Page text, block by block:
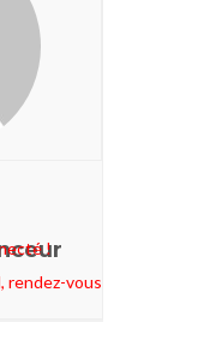
!
rendez-vous